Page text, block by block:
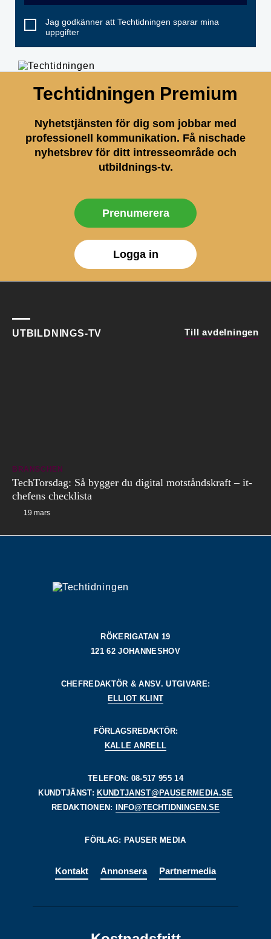
Jag godkänner att Techtidningen sparar mina
uppgifter
Techtidningen Premium
Nyhetstjänsten för dig som jobbar med
professionell kommunikation. Få nischade
nyhetsbrev för ditt intresseområde och
utbildnings-tv.
Prenumerera
Logga in
UTBILDNINGS-TV Till avdelningen
BRANSCHEN
TechTorsdag: Så bygger du digital motståndskraft – it-
chefens checklista
19 mars
RÖKERIGATAN 19
121 62 JOHANNESHOV
CHEFREDAKTÖR & ANSV. UTGIVARE:
ELLIOT KLINT
FÖRLAGSREDAKTÖR:
KALLE ANRELL
TELEFON: 08-517 955 14
KUNDTJÄNST: KUNDTJANST@PAUSERMEDIA.SE
REDAKTIONEN:
INFO@TECHTIDNINGEN.SE
FÖRLAG: PAUSER MEDIA
Kontakt Annonsera Partnermedia